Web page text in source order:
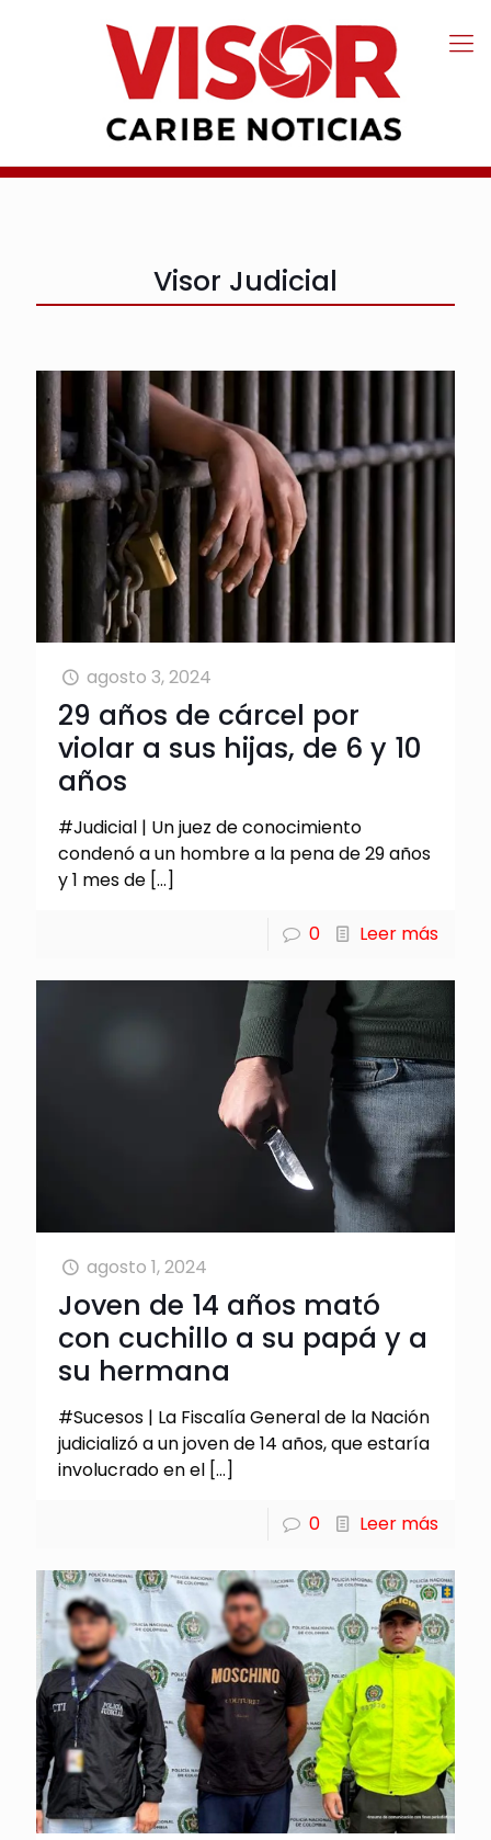
Visor Judicial
agosto 3, 2024
29 años de cárcel por
violar a sus hijas, de 6 y 10
años
#Judicial | Un juez de conocimiento
condenó a un hombre a la pena de 29 años
y 1 mes de […]
0 Leer más
agosto 1, 2024
Joven de 14 años mató
con cuchillo a su papá y a
su hermana
#Sucesos | La Fiscalía General de la Nación
judicializó a un joven de 14 años, que estaría
involucrado en el […]
0 Leer más